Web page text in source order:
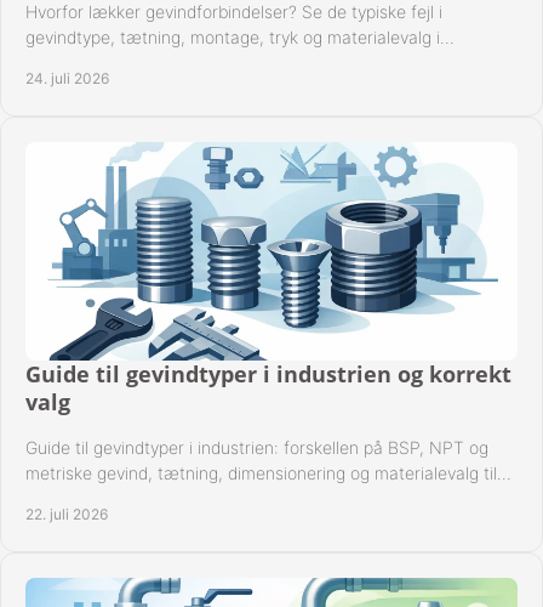
Hvorfor lækker gevindforbindelser? Se de typiske fejl i
gevindtype, tætning, montage, tryk og materialevalg i
24. juli 2026
Guide til gevindtyper i industrien og korrekt
valg
Guide til gevindtyper i industrien: forskellen på BSP, NPT og
metriske gevind, tætning, dimensionering og materialevalg til
22. juli 2026